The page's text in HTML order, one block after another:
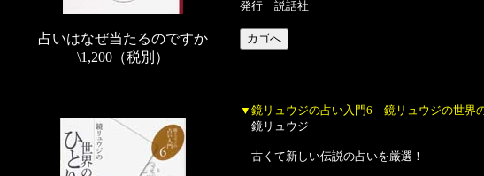
占いはなぜ当たるのですか
\1,200（税別）
発行 説話社
▼鏡リュウジの占い入門6 鏡リュウジの世界
鏡リュウジ
古くて新しい伝説の占いを厳選！